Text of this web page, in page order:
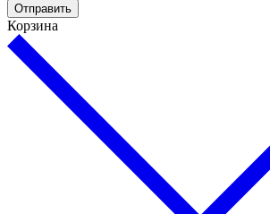
Отправить
Корзина